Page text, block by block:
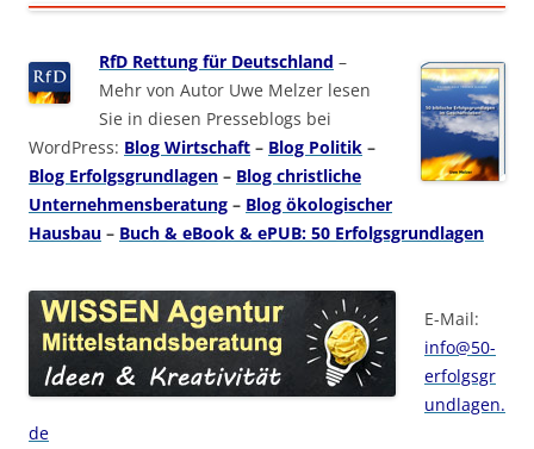
RfD Rettung für Deutschland –
Mehr von Autor Uwe Melzer lesen
Sie in diesen Presseblogs bei
WordPress: Blog Wirtschaft – Blog Politik –
Blog Erfolgsgrundlagen – Blog christliche
Unternehmensberatung – Blog ökologischer
Hausbau – Buch & eBook & ePUB: 50 Erfolgsgrundlagen
E-Mail:
info@50-
erfolgsgr
undlagen.
de